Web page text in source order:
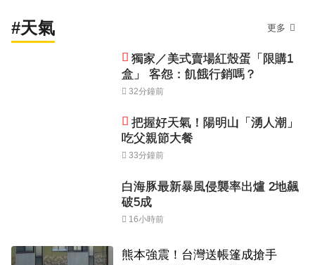
#天氣 更多
獨家／美式賣場紅殼蛋「限購1
盒」 客怨：飢餓行銷嗎？
32分鐘前
把握好天氣！陽明山「湧人潮」
吃父親節大餐
33分鐘前
白海豚最新暴風侵襲率出爐 2地飆
破5成
16小時前
熊本強震！台灣送帳篷成搶手